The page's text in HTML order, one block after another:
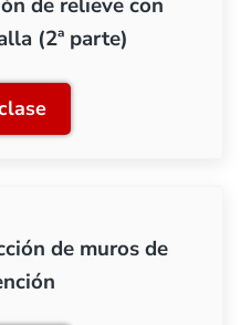
de relieve con
(2ª parte)
Clase 6: Formación de
de muros de